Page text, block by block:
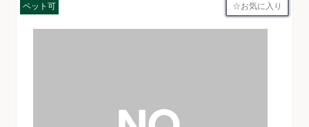
ペット可 お気に入り